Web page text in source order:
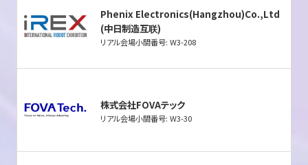
Phenix Electronics(Hangzhou)Co.,Ltd
(中日制造互联)
リアル会場小間番号: W3-208
株式会社FOVAテック
リアル会場小間番号: W3-30